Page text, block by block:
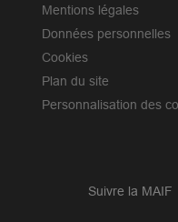
Mentions légales
Données personnelles
Cookies
Plan du site
Personnalisation des
Suivre la MAIF